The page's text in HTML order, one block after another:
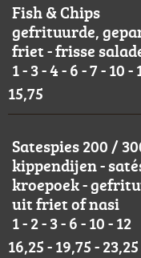
Fish & Chips
gefrituurde,
friet - frisse
1 - 3 - 4 - 6 - 7 - 10 -
15,75
Satespies 200 /
kippendijen -
kroepoek -
uit friet of nasi
1 - 2 - 3 - 6 - 10 - 12
16,25 - 19,75 - 23,25